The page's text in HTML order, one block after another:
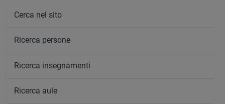
Cerca nel sito
Ricerca persone
Ricerca insegnamenti
Ricerca aule